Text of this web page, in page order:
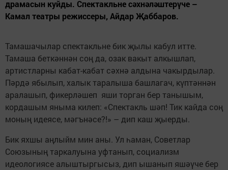
драмасын куйды. Спектакльне сәхнәләштерүче –
Камал театры режиссеры, Айдар Җаббаров.
Тамашачылар спектакльне бик җылы кабул итте.
Тамаша беткәннән соң да, озак вакыт алкышлап,
артистларны кабат-кабат сәхнә алдына чакырдылар.
Пәрдә ябылып, халык таралыша башлагач, күптәннән
аралашып, фикерләшеп яши торган бер танышым,
кордашым яныма килеп: «Спектакль шәп! Тик кайда соң
моның идеясе, мәгънәсе?!» – дип каш җыерды.
Бик яхшы аңлыйм мин аны. Ул һаман, Советлар
Союзының таркалуына уфтанып, социализм
идеологиясе алыштыргысыз, дип ышанып яшәүче бер